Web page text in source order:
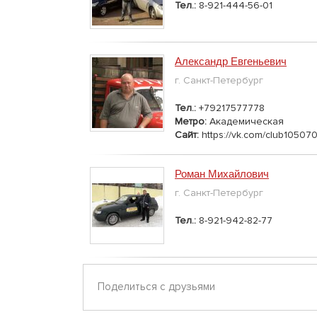
Тел.: 8-921-444-56-01
Александр Евгеньевич
г. Санкт-Петербург
Тел.: +79217577778
Метро: Академическая
Сайт: https://vk.com/
Роман Михайлович
г. Санкт-Петербург
Тел.: 8-921-942-82-77
Поделиться с друзьями